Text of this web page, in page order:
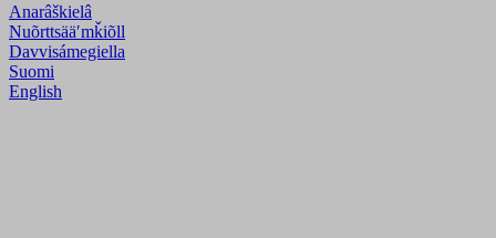
Anarâškielâ
Nuõrttsääʹmǩiõll
Davvisámegiella
Suomi
English